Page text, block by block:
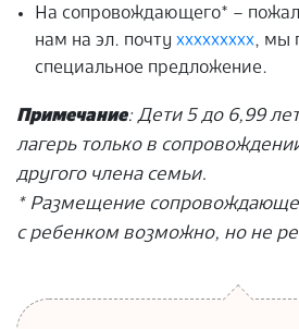
На сопровождающего* –
нам на эл. почтуххххххххх, мы
специальное предложение.
Примечание: Дети 5 до 6,99
лагерь только в
другого члена семьи.
* Размещение
с ребенком возможно, но не